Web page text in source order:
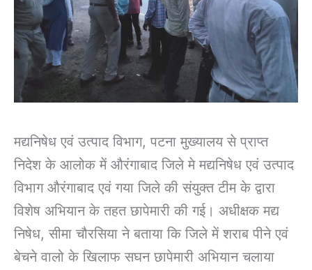
मद्यनिषेध एवं उत्पाद विभाग, पटना मुख्यालय से प्राप्त
निदेश के आलोक में औरंगाबाद जिले मे मद्यनिषेध एवं उत्पाद
विभाग औरंगाबाद एवं गया जिले की संयुक्त टीम के द्वारा
विशेष अभियान के तहत छापेमारी की गई। अधीक्षक मद्य
निषेध, सीमा चौरसिया ने बताया कि जिले में शराब पीने एवं
बेचने वालो के खिलाफ सघन छापेमारी अभियान चलाया